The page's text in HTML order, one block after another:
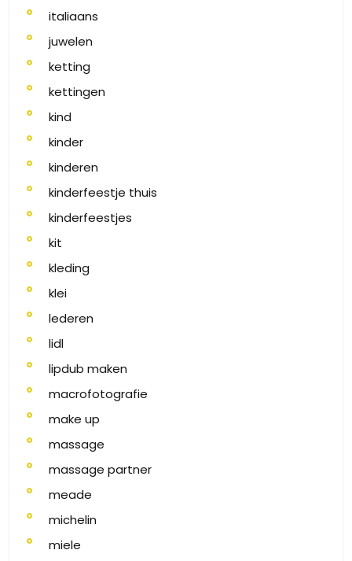
italiaans
juwelen
ketting
kettingen
kind
kinder
kinderen
kinderfeestje thuis
kinderfeestjes
kit
kleding
klei
lederen
lidl
lipdub maken
macrofotografie
make up
massage
massage partner
meade
michelin
miele